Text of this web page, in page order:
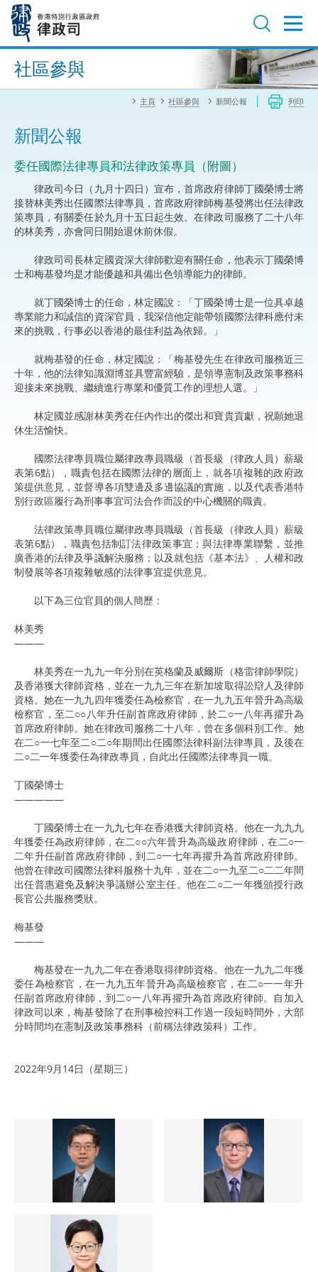
內
進階搜尋
社區參與
主頁 社區參與 新聞公報 列印
新聞公報
委任國際法律專員和法律政策專員（附圖）
律政司今日（九月十四日）宣布，首席政府律師丁國榮博士將
接替林美秀出任國際法律專員，首席政府律師梅基發將出任法律政
策專員，有關委任於九月十五日起生效。在律政司服務了二十八年
的林美秀，亦會同日開始退休前休假。
律政司司長林定國資深大律師歡迎有關任命，他表示丁國榮博
士和梅基發均是才能優越和具備出色領導能力的律師。
就丁國榮博士的任命，林定國說：「丁國榮博士是一位具卓越
專業能力和誠信的資深官員，我深信他定能帶領國際法律科應付未
來的挑戰，行事必以香港的最佳利益為依歸。」
就梅基發的任命，林定國說：「梅基發先生在律政司服務近三
十年，他的法律知識淵博並具豐富經驗，是領導憲制及政策事務科
迎接未來挑戰、繼續進行專業和優質工作的理想人選。」
林定國並感謝林美秀在任內作出的傑出和寶貴貢獻，祝願她退
休生活愉快。
國際法律專員職位屬律政專員職級（首長級（律政人員）薪級
表第6點），職責包括在國際法律的層面上，就各項複雜的政府政
策提供意見，並督導各項雙邊及多邊協議的實施，以及代表香港特
別行政區履行為刑事事宜司法合作而設的中心機關的職責。
法律政策專員職位屬律政專員職級（首長級（律政人員）薪級
表第6點），職責包括制訂法律政策事宜；與法律專業聯繫，並推
廣香港的法律及爭議解決服務；以及就包括《基本法》、人權和政
制發展等各項複雜敏感的法律事宜提供意見。
以下為三位官員的個人簡歷：
林美秀
———
林美秀在一九九一年分別在英格蘭及威爾斯（格雷律師學院）
及香港獲大律師資格，並在一九九三年在新加坡取得訟辯人及律師
資格。她在一九九四年獲委任為檢察官，在一九九五年晉升為高級
檢察官，至二○○八年升任副首席政府律師，於二○一八年再擢升為
首席政府律師。她在律政司服務二十八年，曾在多個科別工作。她
在二○一七年至二○二○年期間出任國際法律科副法律專員，及後在
二○二一年獲委任為律政專員，自此出任國際法律專員一職。
丁國榮博士
—————
丁國榮博士在一九九七年在香港獲大律師資格。他在一九九九
年獲委任為政府律師，在二○○六年晉升為高級政府律師，在二○一
二年升任副首席政府律師，到二○一七年再擢升為首席政府律師。
他曾在律政司國際法律科服務十九年，並在二○一九至二○二二年間
出任普惠避免及解決爭議辦公室主任。他在二○二一年獲頒授行政
長官公共服務獎狀。
梅基發
———
梅基發在一九九二年在香港取得律師資格。他在一九九二年獲
委任為檢察官，在一九九五年晉升為高級檢察官，在二○一一年升
任副首席政府律師，到二○一八年再擢升為首席政府律師。自加入
律政司以來，梅基發除了在刑事檢控科工作過一段短時間外，大部
分時間均在憲制及政策事務科（前稱法律政策科）工作。
2022年9月14日（星期三）